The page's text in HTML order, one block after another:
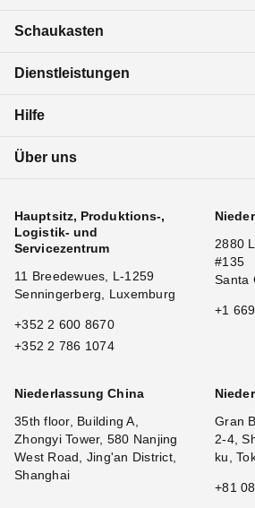
Schaukasten
Dienstleistungen
Hilfe
Über uns
Hauptsitz, Produktions-,
Logistik- und
Servicezentrum
11 Breedewues, L-1259
Senningerberg, Luxemburg
+352 2 600 8670
+352 2 786 1074
2880
Santa
+1
Niederlassung China
35th floor, Building A,
Zhongyi Tower, 580 Nanjing
West Road, Jing'an District,
Shanghai
Gran
2-4,
ku,
+81